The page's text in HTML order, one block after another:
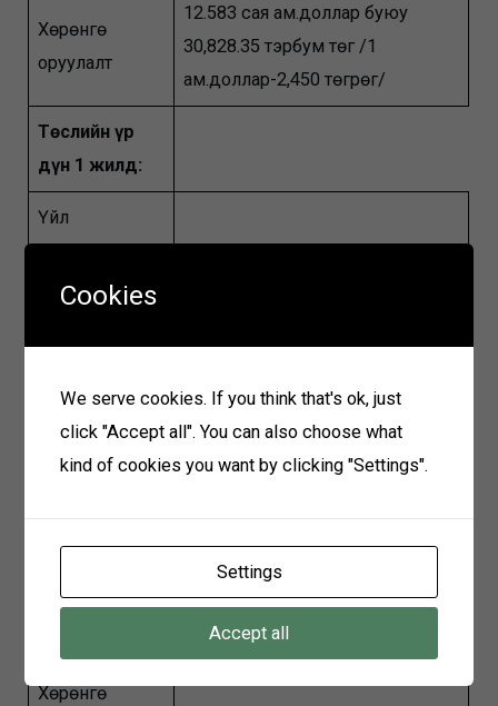
Хөрөнгө
оруулалт
12.583 сая ам.доллар буюу
30,828.35 тэрбум төг /1
ам.доллар-2,450 төгрөг/
Төслийн үр
дүн 1 жилд:
Үйл
зардлын
хорогдлын
шимтгэл 11.1%
1321.0 сая төг
алдагдал
бууралт
748.4 сая төг
Нийт үр дүн
297тэрбум төгрөг
Хөрөнгө
Cookies
We serve cookies. If you think that's ok, just
click "Accept all". You can also choose what
kind of cookies you want by clicking "Settings".
Settings
Accept all